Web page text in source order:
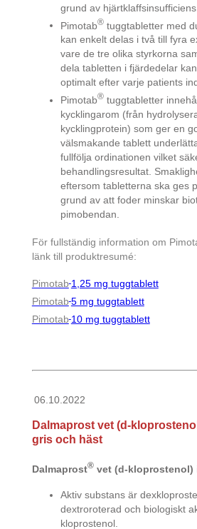
grund av hjärtklaffsinsufficiens.
Pimotab®tuggtabletter med
kan enkelt delas i två till fyra
vare de tre olika styrkorna
dela tabletten i fjärdedelar
optimalt efter varje patients
Pimotab®tuggtabletter
kycklingarom (från
kycklingprotein) som ger en
välsmakande tablett
fullfölja ordinationen vilket
behandlingsresultat.
eftersom tabletterna ska ges
grund av att foder minskar
pimobendan.
För fullständig information om
länk till produktresumé:
Pimotab1,25 mg tuggtablett
Pimotab5 mg tuggtablett
Pimotab10 mg tuggtablett
06.10.2022
Dalmaprost vet (d-
gris och häst
Dalmaprost®vet (d-kloprostenol)
Aktiv substans är
dextroroterad och biologiskt
kloprostenol.